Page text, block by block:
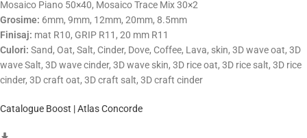
Mosaico Piano 50×40, Mosaico Trace Mix 30×2
Grosime: 6mm, 9mm, 12mm, 20mm, 8.5mm
Finisaj: mat R10, GRIP R11, 20 mm R11
Culori: Sand, Oat, Salt, Cinder, Dove, Coffee, Lava, skin, 3D wave oat, 3D
wave Salt, 3D wave cinder, 3D wave skin, 3D rice oat, 3D rice salt, 3D rice
cinder, 3D craft oat, 3D craft salt, 3D craft cinder
Catalogue Boost | Atlas Concorde